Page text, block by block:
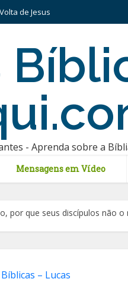
de Jesus
- Aprenda sobre a
Mensagens em Vídeo
por que seus discípulos não o
– Lucas